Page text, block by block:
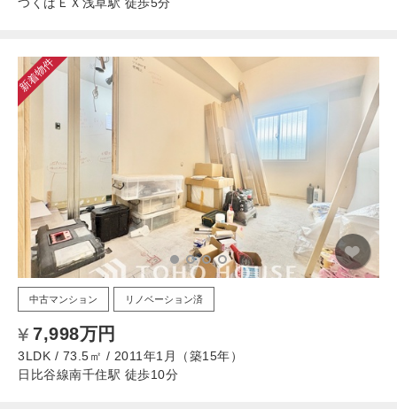
新着物件
中古マンション リノベーション済
7,998万円
3LDK / 73.5㎡ / 2011年1月（築15年）
日比谷線南千住駅 徒歩10分